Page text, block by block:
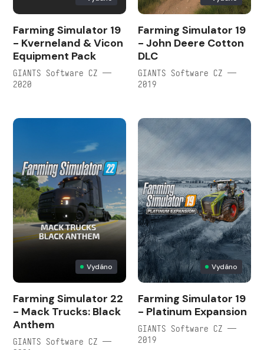
Farming Simulator 19
- Kverneland & Vicon
Equipment Pack
GIANTS Software CZ —
2020
Farming Simulator 19
- John Deere Cotton
DLC
GIANTS Software CZ —
2019
Vydáno
Farming Simulator 22
- Mack Trucks: Black
Anthem
GIANTS Software CZ —
Vydáno
Farming Simulator 19
- Platinum Expansion
GIANTS Software CZ —
2019